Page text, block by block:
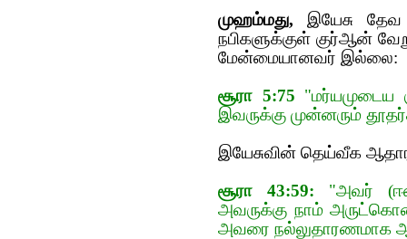
முஹம்மது, இயேசு தேவ
நபிகளுக்குள் குர்‍ஆன்
மேன்மையானவர் இல்லை:
சூரா 5:75 "மர்யமுடைய
இவருக்கு முன்னரும்
இயேசுவின் தெய்வீக
சூரா 43:59: "அவர்
அவருக்கு நாம்
அவரை நல்லுதாரணமாக